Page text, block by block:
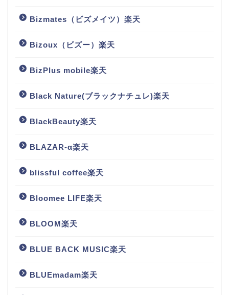
Bizmates（ビズメイツ）楽天
Bizoux（ビズー）楽天
BizPlus mobile楽天
Black Nature(ブラックナチュレ)楽天
BlackBeauty楽天
BLAZAR-α楽天
blissful coffee楽天
Bloomee LIFE楽天
BLOOM楽天
BLUE BACK MUSIC楽天
BLUEmadam楽天